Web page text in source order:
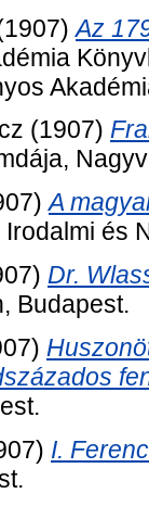
Az
(1907)
A
és
Dr.
Budapest.
I.